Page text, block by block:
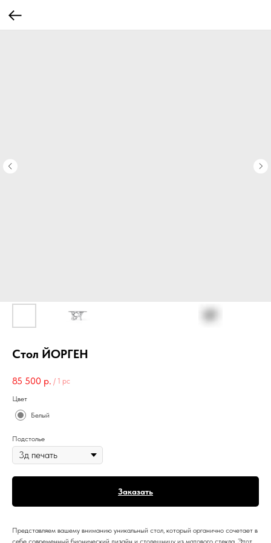
Стол ЙОРГЕН
85 500 р. / 1 pc
Цвет
Белый
Подстолье
Заказать
Представляем вашему вниманию уникальный стол, который органично сочетает в
себе современный бионический дизайн и столешницу из матового стекла. Этот